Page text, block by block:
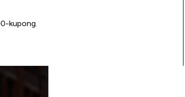
kupong.